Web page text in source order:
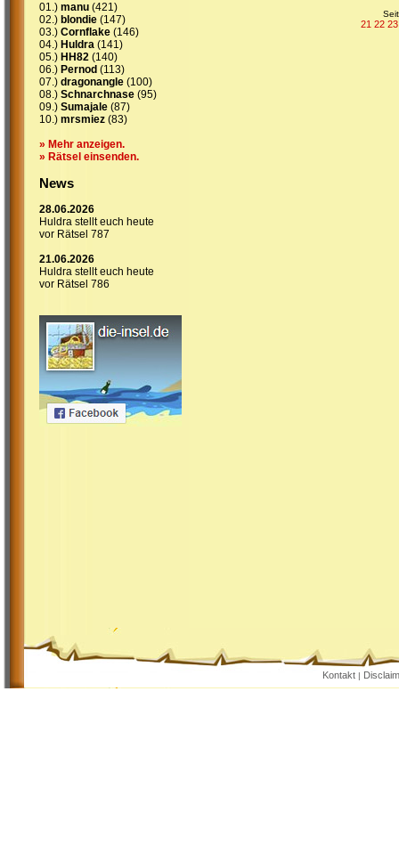
01.) manu (421)
02.) blondie (147)
03.) Cornflake (146)
04.) Huldra (141)
05.) HH82 (140)
06.) Pernod (113)
07.) dragonangle (100)
08.) Schnarchnase (95)
09.) Sumajale (87)
10.) mrsmiez (83)
» Mehr anzeigen.
» Rätsel einsenden.
News
28.06.2026
Huldra stellt euch heute
vor Rätsel 787
21.06.2026
Huldra stellt euch heute
vor Rätsel 786
21 22 23
Kontakt |